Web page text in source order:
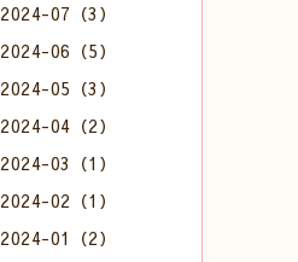
2024-07（3）
2024-06（5）
2024-05（3）
2024-04（2）
2024-03（1）
2024-02（1）
2024-01（2）